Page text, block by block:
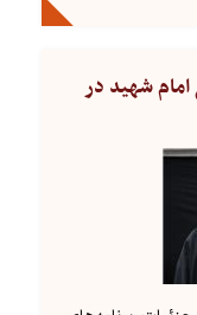
امام شهید در